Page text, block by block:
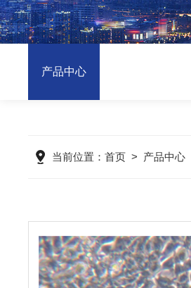
产品中心
当前位置：首页 > 产品中心